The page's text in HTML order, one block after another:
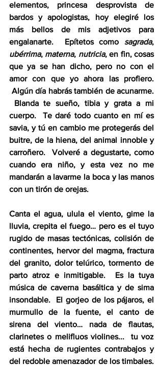
elementos, princesa desprovista de
bardos y apologistas, hoy elegiré los
más bellos de mis adjetivos para
engalanarte.  Epítetos como sagrada
ubérrima, materna, nutricia, en fin, cosas
que ya se han dicho, pero no con el
amor con que yo ahora las profiero.
Algún día habrás también de acunarme.
Blanda te sueño, tibia y grata a mi
cuerpo.  Te daré todo cuanto en mí es
savia, y tú en cambio me protegerás del
buitre, de la hiena, del animal innoble y
carroñero.  Volveré a degustarte, como
cuando era niño, y esta vez no me
mandarán a lavarme la boca y las manos
con un tirón de orejas.
Canta el agua, ulula el viento, gime la
lluvia, crepita el fuego… pero es el tuyo
rugido de masas tectónicas, colisión de
continentes, hervor del magma, fractura
del granito, dolor telúrico, tormento de
parto atroz e inmitigable.  Es la tuya
música de caverna basáltica y de sima
insondable.  El gorjeo de los pájaros, el
murmullo de la fuente, el canto de
sirena del viento… nada de flautas,
clarinetes o melifluos violines...  tu voz
está hecha de rugientes contrabajos y
del redoble amenazador de los timbales.